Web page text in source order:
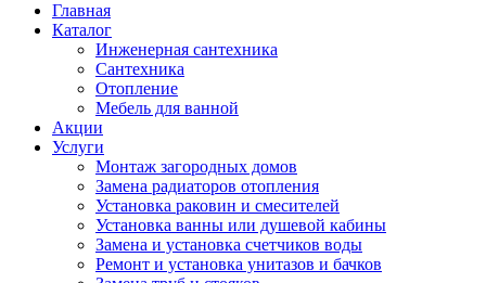
Главная
Каталог
Инженерная сантехника
Сантехника
Отопление
Мебель для ванной
Акции
Услуги
Монтаж загородных домов
Замена радиаторов отопления
Установка раковин и смесителей
Установка ванны или душевой кабины
Замена и установка счетчиков воды
Ремонт и установка унитазов и бачков